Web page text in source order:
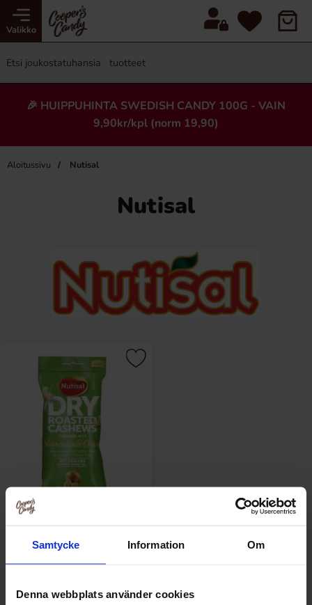
Samtycke Information Om
Denna webbplats använder cookies
Valikko
🎉 HUIPPUHINTA SWEDISH CANDY 100G - VAIN
9,90kr/kpl (norm 19,90)
Aloitussivu Nutisal
Nutisal
Onion 60g